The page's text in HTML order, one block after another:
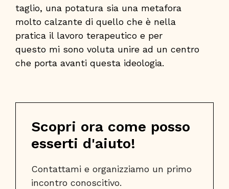
taglio, una potatura sia una metafora
molto calzante di quello che è nella
pratica il lavoro terapeutico e per
questo mi sono voluta unire ad un centro
che porta avanti questa ideologia.
Scopri ora come posso
esserti d'aiuto!
Contattami e organizziamo un primo
incontro conoscitivo.